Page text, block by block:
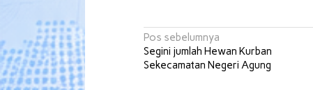
Navigasi
pos
Pos sebelumnya
Segini jumlah Hewan Kurban
Sekecamatan Negeri Agung